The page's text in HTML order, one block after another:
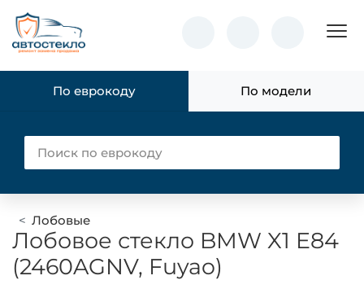
По еврокоду По модели
Лобовые
Лобовое стекло BMW X1 E84
(2460AGNV, Fuyao)